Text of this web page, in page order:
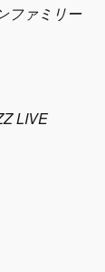
ファミリー
LIVE